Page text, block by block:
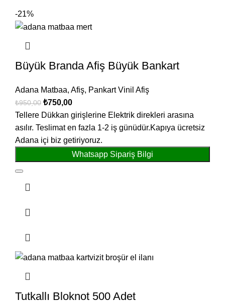
-21%
Büyük Branda Afiş Büyük Bankart
Adana Matbaa, Afiş, Pankart Vinil Afiş
₺950,00 ₺750,00
Tellere Dükkan girişlerine Elektrik direkleri arasına
asılır. Teslimat en fazla 1-2 iş günüdür.Kapıya ücretsiz
Adana içi biz getiriyoruz.
Whatsapp Sipariş Bilgi
Tutkallı Bloknot 500 Adet